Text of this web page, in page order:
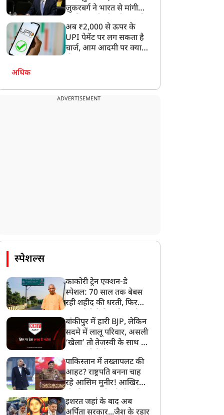
ज़ुकरबर्ग ने भारत से मांगी
अब ₹2,000 से ऊपर के
UPI पेमेंट पर लग सकता है
चार्ज, आम आदमी पर क्या
अधिक
ADVERTISEMENT
स्पेशल्स
काकोरी ट्रेन एक्शन-डे
स्पेशल: 70 साल तक बेबस
रही शहीद की धरती, फिर
पीढ़ियों का दर्द
बांकीपुर में हारी BJP, लेकिन
सदमे में लालू परिवार, असली
‘खेला’ तो तेजस्वी के साथ हो
पाकिस्तान में तख्तापलट की
आहट? राष्ट्रपति बनना चाह
रहे आसिम मुनीर! आखिर
बनाया मोहरा?
इशरत जहां के बाद अब
अर्पिता सरकार...जैश के रडार